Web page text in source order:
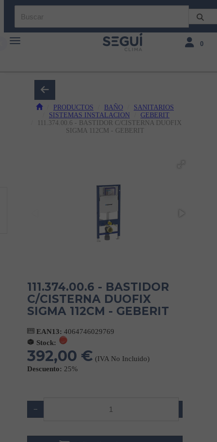
Toggle navigation Toggle
0
PRODUCTOS BAÑO
SANITARIOS
SISTEMAS INSTALACION
GEBERIT
111.374.00.6 - BASTIDOR C/CISTERNA DUOFIX
SIGMA 112CM - GEBERIT
111.374.00.6 - BASTIDOR
C/CISTERNA DUOFIX
SIGMA 112CM - GEBERIT
EAN13: 4064746029769
Stock:
392,00 € (IVA No Incluido)
Descuento: 25%
−